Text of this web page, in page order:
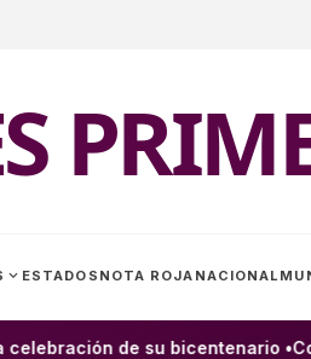
expand_more ESTADOS NOTA ROJA NACIONAL
de su bicentenario •Con